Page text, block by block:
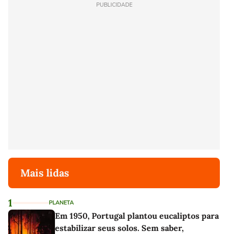
PUBLICIDADE
Mais lidas
1 PLANETA
Em 1950, Portugal plantou eucaliptos para
estabilizar seus solos. Sem saber,